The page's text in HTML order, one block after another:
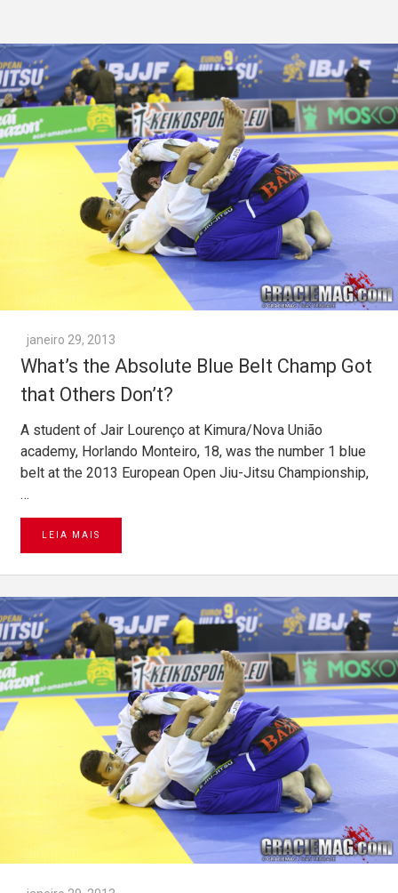
janeiro 29, 2013
What’s the Absolute Blue Belt Champ Got
that Others Don’t?
A student of Jair Lourenço at Kimura/Nova União
academy, Horlando Monteiro, 18, was the number 1 blue
belt at the 2013 European Open Jiu-Jitsu Championship,
…
LEIA MAIS